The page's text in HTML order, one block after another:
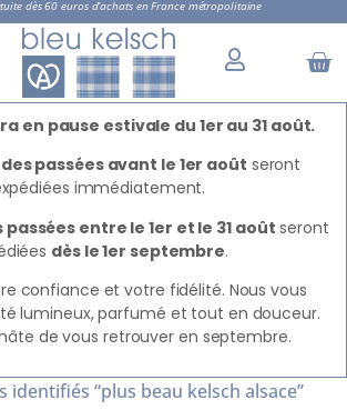
dès 60 euros d’achats en France métropolitaine
en pause estivale du 1er au 31 août.
passées avant le 1er août seront
immédiatement.
entre le 1er et le 31 août seront
dès le 1er septembre.
confiance et votre fidélité. Nous vous
lumineux, parfumé et tout en douceur.
de vous retrouver en septembre.
identifiés “plus beau kelsch alsace”